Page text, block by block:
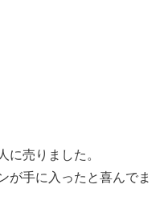
に売りました。
が手に入ったと喜んでま